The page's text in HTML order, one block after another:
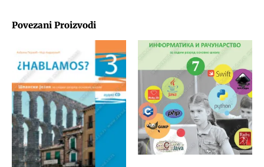
Povezani Proizvodi